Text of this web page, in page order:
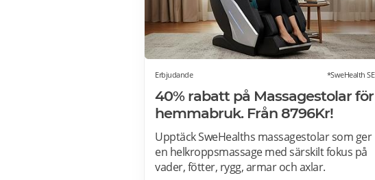
Erbjudande *SweHealth SE
40% rabatt på Massagestolar för
hemmabruk. Från 8796Kr!
Upptäck SweHealths massagestolar som ger
en helkroppsmassage med särskilt fokus på
vader, fötter, rygg, armar och axlar.